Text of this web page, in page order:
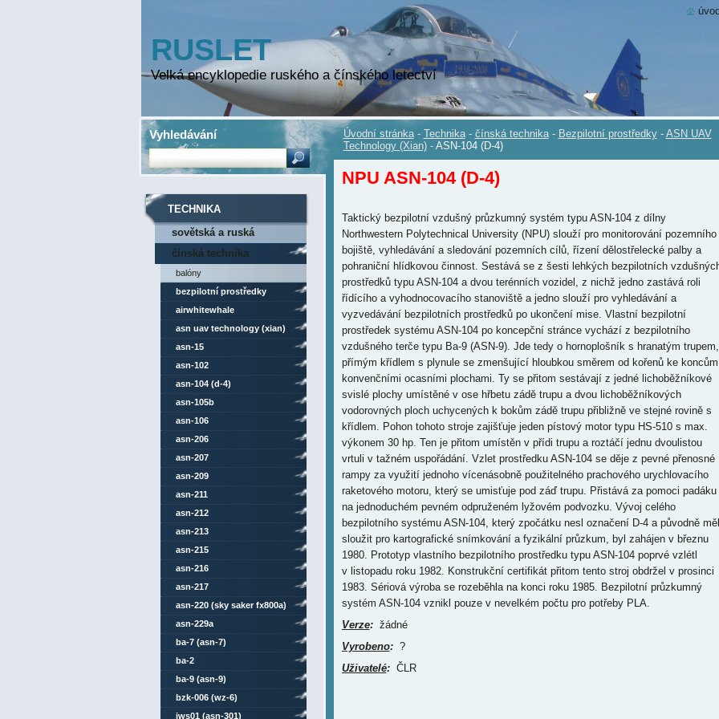
RUSLET
Velká encyklopedie ruského a čínského letectví
Úvodní stránka - Technika - čínská technika - Bezpilotní prostředky - ASN UAV
Technology (Xian) - ASN-104 (D-4)
NPU ASN-104 (D-4)
Taktický bezpilotní vzdušný průzkumný systém typu ASN-104 z dílny
Northwestern Polytechnical University (NPU) slouží pro monitorování pozemního
bojiště, vyhledávání a sledování pozemních cílů, řízení dělostřelecké palby a
pohraniční hlídkovou činnost. Sestává se z šesti lehkých bezpilotních
prostředků typu ASN-104 a dvou terénních vozidel, z nichž jedno zastává roli
řídícího a vyhodnocovacího stanoviště a jedno slouží pro vyhledávání a
vyzvedávání bezpilotních prostředků po ukončení mise. Vlastní bezpilotní
prostředek systému ASN-104 po koncepční stránce vychází z bezpilotního
vzdušného terče typu Ba-9 (ASN-9). Jde tedy o hornoplošník s hranatým trupem,
přímým křídlem s plynule se zmenšující hloubkou směrem od kořenů ke
konvenčními ocasními plochami. Ty se přitom sestávají z jedné lichoběžníkové
svislé plochy umístěné v ose hřbetu zádě trupu a dvou lichoběžníkových
vodorovných ploch uchycených k bokům zádě trupu přibližně ve stejné rovině s
křídlem. Pohon tohoto stroje zajišťuje jeden pístový motor typu HS-510 s max.
výkonem 30 hp. Ten je přitom umístěn v přídi trupu a roztáčí jednu dvoulistou
vrtuli v tažném uspořádání. Vzlet prostředku ASN-104 se děje z pevné přenosné
rampy za využití jednoho vícenásobně použitelného prachového urychlovacího
raketového motoru, který se umisťuje pod záď trupu. Přistává za pomoci padáku
na jednoduchém pevném odpruženém lyžovém podvozku. Vývoj celého
bezpilotního systému ASN-104, který zpočátku nesl označení D-4 a původně měl
sloužit pro kartografické snímkování a fyzikální průzkum, byl zahájen v březnu
1980. Prototyp vlastního bezpilotního prostředku typu ASN-104 poprvé vzlétl
v listopadu roku 1982. Konstrukční certifikát přitom tento stroj obdržel v prosinci
1983. Sériová výroba se rozeběhla na konci roku 1985. Bezpilotní průzkumný
systém ASN-104 vznikl pouze v nevelkém počtu pro potřeby PLA.
Verze:žádné
Vyrobeno:?
Uživatelé:ČLR
TECHNIKA
sovětská a ruská
technika
čínská technika
balóny
bezpilotní prostředky
airwhitewhale
asn uav technology (xian)
asn-15
asn-102
asn-104 (d-4)
asn-105b
asn-106
asn-206
asn-207
asn-209
asn-211
asn-212
asn-213
asn-215
asn-216
asn-217
asn-220 (sky saker fx800a)
asn-229a
ba-7 (asn-7)
ba-2
ba-9 (asn-9)
bzk-006 (wz-6)
jws01 (asn-301)
Vyhledávání